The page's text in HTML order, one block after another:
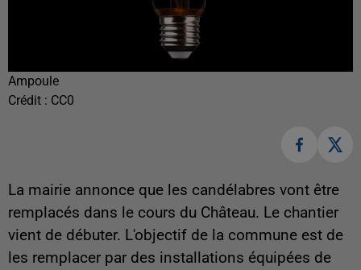
Ampoule
Crédit : CC0
La mairie annonce que les candélabres vont être
remplacés dans le cours du Château. Le chantier
vient de débuter. L'objectif de la commune est de
les remplacer par des installations équipées de